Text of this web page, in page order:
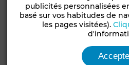
publicités personnalisées
basé sur vos habitudes de
les pages visitées).